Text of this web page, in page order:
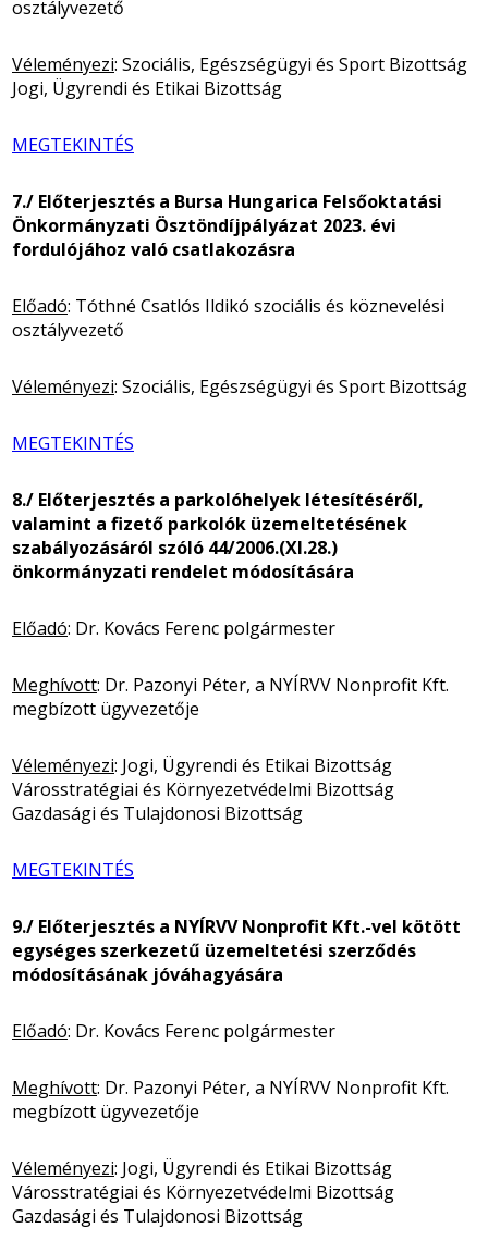
osztályvezető
Véleményezi: Szociális, Egészségügyi és Sport Bizottság
Jogi, Ügyrendi és Etikai Bizottság
MEGTEKINTÉS
7./ Előterjesztés a Bursa Hungarica Felsőoktatási
Önkormányzati Ösztöndíjpályázat 2023. évi
fordulójához való csatlakozásra
Előadó: Tóthné Csatlós Ildikó szociális és köznevelési
osztályvezető
Véleményezi: Szociális, Egészségügyi és Sport Bizottság
MEGTEKINTÉS
8./ Előterjesztés a parkolóhelyek létesítéséről,
valamint a fizető parkolók üzemeltetésének
szabályozásáról szóló 44/2006.(XI.28.)
önkormányzati rendelet módosítására
Előadó: Dr. Kovács Ferenc polgármester
Meghívott: Dr. Pazonyi Péter, a NYÍRVV Nonprofit Kft.
megbízott ügyvezetője
Véleményezi: Jogi, Ügyrendi és Etikai Bizottság
Városstratégiai és Környezetvédelmi Bizottság
Gazdasági és Tulajdonosi Bizottság
MEGTEKINTÉS
9./ Előterjesztés a NYÍRVV Nonprofit Kft.-vel kötött
egységes szerkezetű üzemeltetési szerződés
módosításának jóváhagyására
Előadó: Dr. Kovács Ferenc polgármester
Meghívott: Dr. Pazonyi Péter, a NYÍRVV Nonprofit Kft.
megbízott ügyvezetője
Véleményezi: Jogi, Ügyrendi és Etikai Bizottság
Városstratégiai és Környezetvédelmi Bizottság
Gazdasági és Tulajdonosi Bizottság